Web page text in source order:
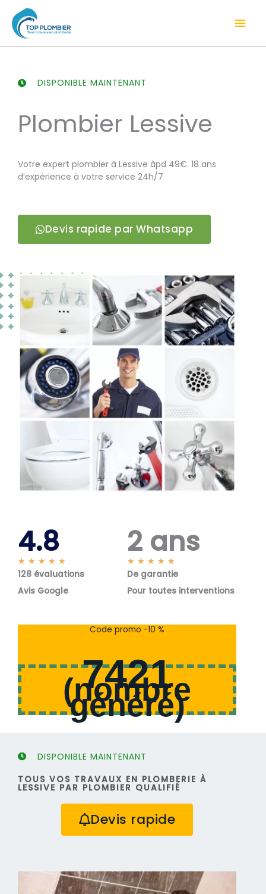
contenu
DISPONIBLE MAINTENANT
Plombier Lessive
Votre expert plombier à Lessive àpd 49€. 18 ans
d’expérience à votre service 24h/7
Devis rapide par Whatsapp
4.8
★ ★ ★ ★ ★
o
s
128 évaluations
Avis Google
2 ans
★ ★ ★ ★ ★
o
s
De garantie
Pour toutes interventions
Code promo -10 %
7421
(nombre
généré)
DISPONIBLE MAINTENANT
TOUS VOS TRAVAUX EN PLOMBERIE À
LESSIVE PAR PLOMBIER QUALIFIÉ
Devis rapide